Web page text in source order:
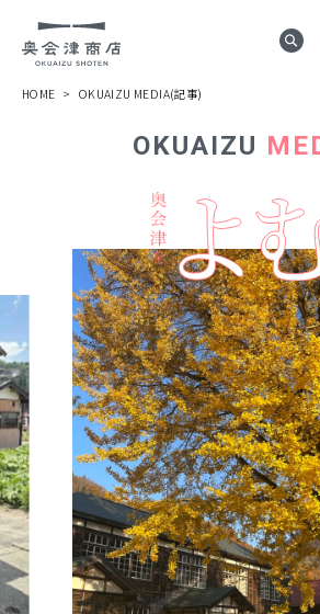
伝言板
みる
見所
よむ
記事
する
体験
かう
商品
検索
ABOUT
HOME OKUAIZU MEDIA(記事)
OKUAIZU